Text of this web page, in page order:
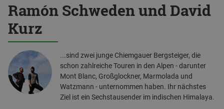
Ramón Schweden und David
Kurz
...sind zwei junge Chiemgauer Bergsteiger, die
schon zahlreiche Touren in den Alpen - darunter
Mont Blanc, Großglockner, Marmolada und
Watzmann - unternommen haben. Ihr nächstes
Ziel ist ein Sechstausender im indischen Himalaya.